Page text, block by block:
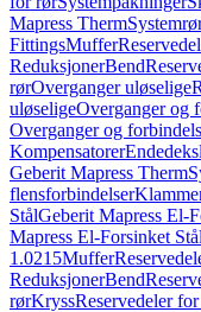
Mapress Therm
FittingsMuffer
ReduksjonerBend
rørOverganger uløselige
uløseligeOverganger og
Overganger og
Kompensatorer
Geberit Mapress Therm
flensforbindelser
StålGeberit Mapress El-
Mapress El-Forsinket Stål
1.0215Muffer
ReduksjonerBend
rørKryssReservedeler